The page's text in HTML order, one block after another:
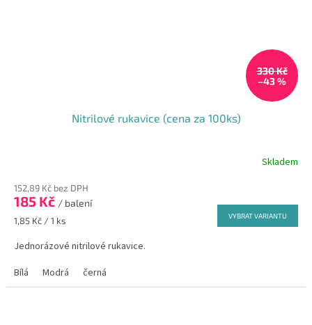
330 Kč
–43 %
Nitrilové rukavice (cena za 100ks)
produktu
je
5,0
5
Skladem
152,89 Kč bez DPH
185 Kč / balení
Měrná
1,85 Kč / 1 ks VYBRAT VARIANTU
Jednorázové nitrilové rukavice.
Bílá
Modrá černá